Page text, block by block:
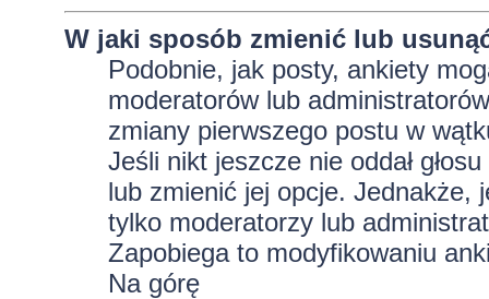
W jaki sposób zmienić lub
Podobnie, jak posty, ankiety
moderatorów lub
zmiany pierwszego postu w
Jeśli nikt jeszcze nie oddał
lub zmienić jej opcje. Jednakże,
tylko moderatorzy lub
Zapobiega to modyfikowaniu
Na górę